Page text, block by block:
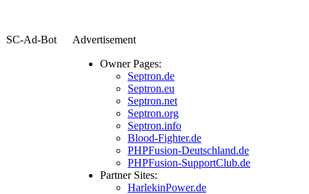
SC-Ad-Bot Advertisement
Owner Pages:
Septron.de
Septron.eu
Septron.net
Septron.org
Septron.info
Blood-Fighter.de
PHPFusion-Deutschland.de
PHPFusion-SupportClub.de
Partner Sites:
HarlekinPower.de